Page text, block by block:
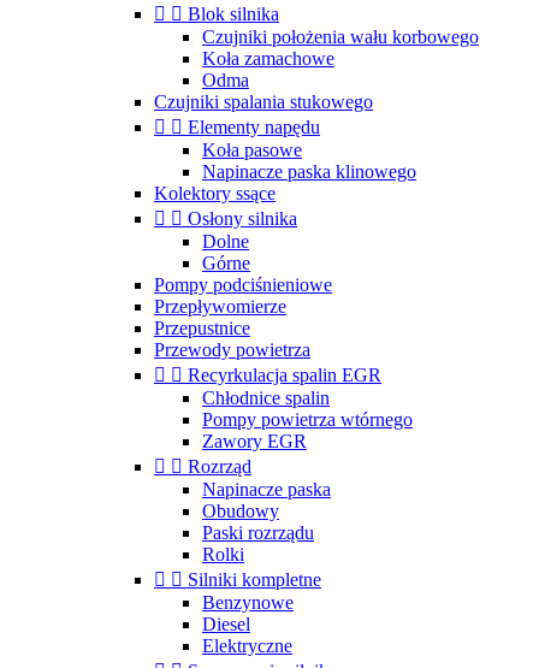
  Blok silnika
Czujniki położenia wału korbowego
Koła zamachowe
Odma
Czujniki spalania stukowego
  Elementy napędu
Koła pasowe
Napinacze paska klinowego
Kolektory ssące
  Osłony silnika
Dolne
Górne
Pompy podciśnieniowe
Przepływomierze
Przepustnice
Przewody powietrza
  Recyrkulacja spalin EGR
Chłodnice spalin
Pompy powietrza wtórnego
Zawory EGR
  Rozrząd
Napinacze paska
Obudowy
Paski rozrządu
Rolki
  Silniki kompletne
Benzynowe
Diesel
Elektryczne